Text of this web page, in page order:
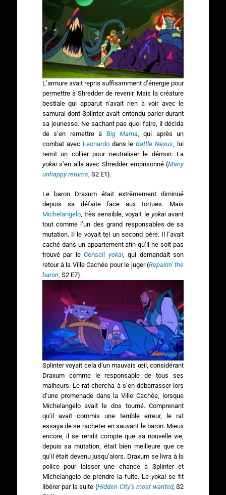
L’armure avait repris suffisamment d’énergie pour
permettre à Shredder de revenir. Mais la créature
bestiale qui apparut n’avait rien à voir avec le
samurai dont Splinter avait entendu parler durant
sa jeunesse. Ne sachant pas quoi faire, il décida
de s’en remettre à Big Mama , qui après un
combat avec Leonardodans leBattle Nexus , lui
remit un collier pour neutraliser le démon. La
yokais’en alla avec Shredder emprisonné (Many
unhappy returns , S2 E1).
Le baron Draxum était extrêmement diminué
depuis sa défaite face aux tortues. Mais
Michelangelo, très sensible, voyait leyokai avant
tout comme l’un des grand responsables de sa
mutation. Il le voyait tel un second père. Il l’avait
caché dans un appartement afin qu’il ne soit pas
trouvé par leConseil yokai, qui demandait son
retour à la Ville Cachée pour le juger (Repairin’ the
baron, S2 E7).
Splinter voyait cela d’un mauvais œil, considérant
Draxum comme le responsable de tous ses
malheurs. Le rat chercha à s’en débarrasser lors
d’une promenade dans la Ville Cachée, lorsque
Michelangelo avait le dos tourné. Comprenant
qu’il avait commis une terrible erreur, le rat
essaya de se racheter en sauvant le baron. Mieux
encore, il se rendit compte que sa nouvelle vie,
depuis sa mutation, était bien meilleure que ce
qu’il était devenu jusqu’alors. Draxum se livra à la
police pour laisser une chance à Splinter et
Michelangelo de prendre la fuite. Leyokai se fit
libérer par la suite (Hidden City’s most wanted, S2